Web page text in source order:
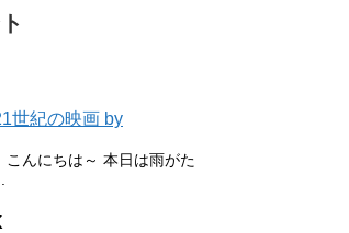
世紀の映画 by
こんにちは～ 本日は雨がた